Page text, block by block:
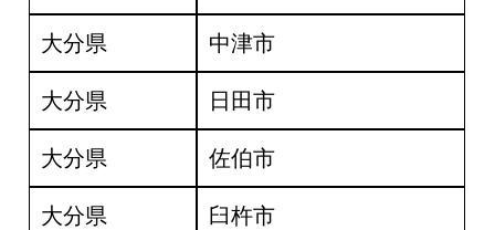
大分県 中津市
大分県 日田市
大分県 佐伯市
大分県 臼杵市